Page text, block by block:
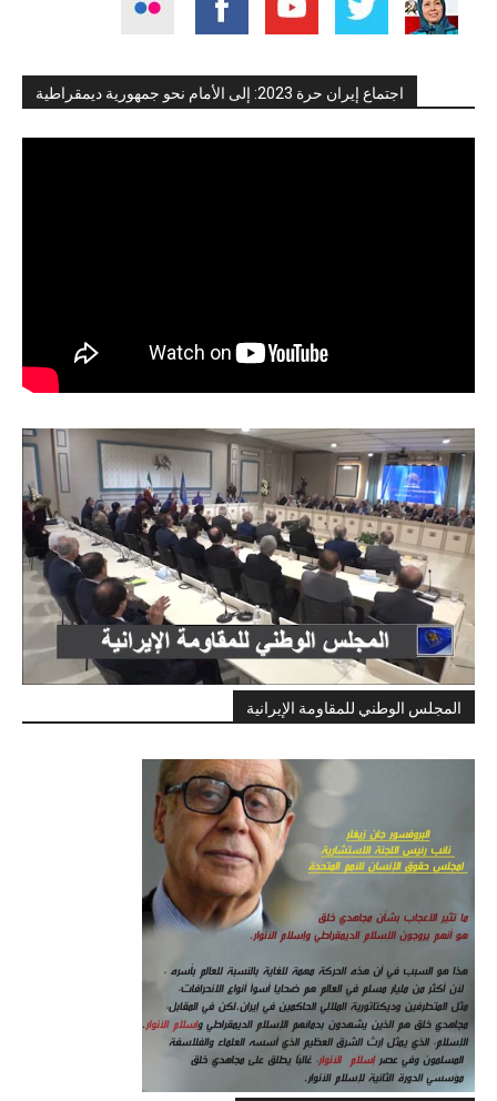
اجتماع إيران حرة 2023: إلى الأمام نحو جمهورية ديمقراطية
المجلس الوطني للمقاومة الإيرانية